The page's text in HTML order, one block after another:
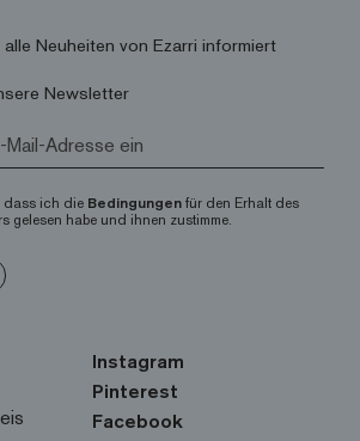
Neuheiten von Ezarri informiert
Newsletter
dass ich die Bedingungen für den Erhalt des
gelesen habe und ihnen zustimme.
Instagram
Pinterest
Facebook